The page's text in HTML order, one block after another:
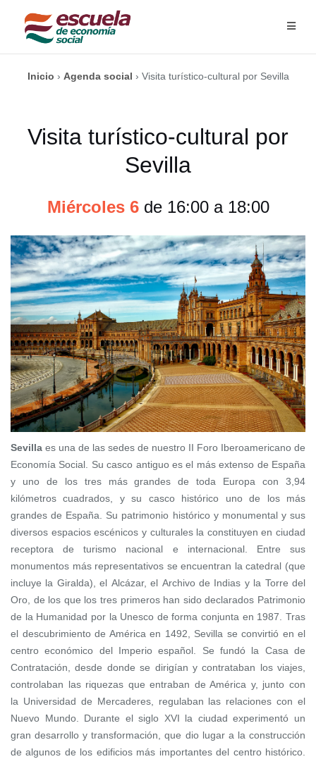
contenido
Inicio › Agenda social › Visita turístico-cultural por Sevilla
Visita turístico-cultural por
Sevilla
Miércoles 6de 16:00 a 18:00
Sevilla es una de las sedes de nuestro II Foro Iberoamericano de
Economía Social.
Su casco antiguo es el más extenso de España
y uno de los tres más grandes de toda Europa con 3,94
kilómetros cuadrados, y su casco histórico uno de los más
grandes de España.
Su patrimonio histórico y monumental y sus
diversos espacios escénicos y culturales la constituyen en ciudad
receptora de turismo nacional e internacional.​ Entre sus
monumentos más representativos se encuentran la catedral (que
incluye la Giralda), el Alcázar, el Archivo de Indias y la Torre del
Oro, de los que los tres primeros han sido declarados Patrimonio
de la Humanidad por la Unesco de forma conjunta en 1987.
Tras
el descubrimiento de América en 1492, Sevilla se convirtió en el
centro económico del Imperio español. Se fundó la Casa de
Contratación, desde donde se dirigían y contrataban los viajes,
controlaban las riquezas que entraban de América y, junto con
la Universidad de Mercaderes, regulaban las relaciones con el
Nuevo Mundo.
Durante el siglo XVI la ciudad experimentó un
gran desarrollo y transformación, que dio lugar a la construcción
de algunos de los edificios más importantes del centro histórico.​